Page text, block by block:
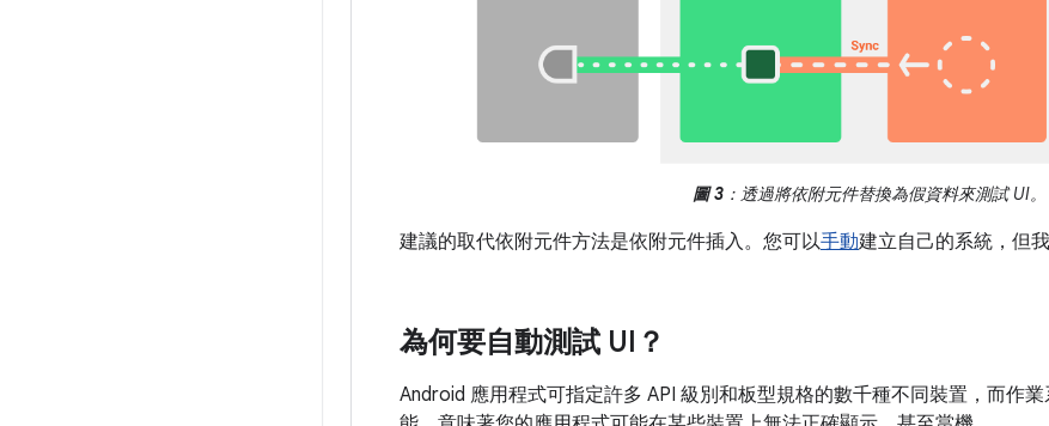
圖 3：透過將依附元件替換為假資料來測試 UI。
建議的取代依附元件方法是依附元件插入。您可以手動建立自己的系統，但
為何要自動測試 UI？
Android 應用程式可指定許多 API 級別和板型規格的數千種不同裝置，而作